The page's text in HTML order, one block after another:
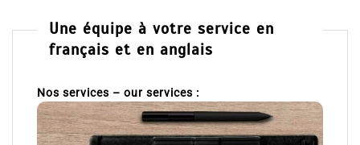
Une équipe à votre service en
français et en anglais
Nos services – our services :